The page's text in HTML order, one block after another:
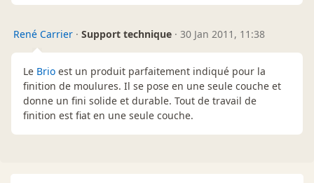
René Carrier · Support technique · 30 Jan 2011, 11:38
Le Brio est un produit parfaitement indiqué pour la
finition de moulures. Il se pose en une seule couche et
donne un fini solide et durable. Tout de travail de
finition est fiat en une seule couche.